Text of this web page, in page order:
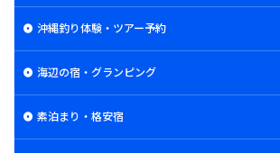
沖縄釣り体験・ツアー予約
海辺の宿・グランピング
素泊まり・格安宿